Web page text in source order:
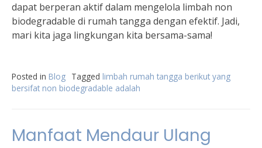
dapat berperan aktif dalam mengelola limbah non
biodegradable di rumah tangga dengan efektif. Jadi,
mari kita jaga lingkungan kita bersama-sama!
Posted in Blog Tagged limbah rumah tangga berikut yang
bersifat non biodegradable adalah
Manfaat Mendaur Ulang